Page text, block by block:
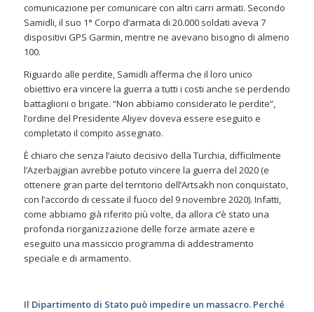
comunicazione per comunicare con altri carri armati. Secondo
Samidli, il suo 1° Corpo d’armata di 20.000 soldati aveva 7
dispositivi GPS Garmin, mentre ne avevano bisogno di almeno
100.
Riguardo alle perdite, Samidli afferma che il loro unico
obiettivo era vincere la guerra a tutti i costi anche se perdendo
battaglioni o brigate. “Non abbiamo considerato le perdite”,
l’ordine del Presidente Aliyev doveva essere eseguito e
completato il compito assegnato.
È chiaro che senza l’aiuto decisivo della Turchia, difficilmente
l’Azerbajgian avrebbe potuto vincere la guerra del 2020 (e
ottenere gran parte del territorio dell’Artsakh non conquistato,
con l’accordo di cessate il fuoco del 9 novembre 2020). Infatti,
come abbiamo già riferito più volte, da allora c’è stato una
profonda riorganizzazione delle forze armate azere e
eseguito una massiccio programma di addestramento
speciale e di armamento.
Il Dipartimento di Stato può impedire un massacro. Perché